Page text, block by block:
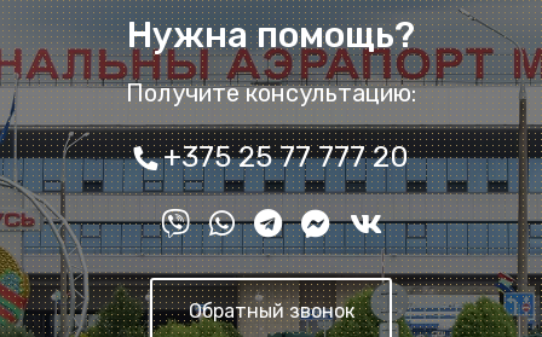
Нужна помощь?
Получите консультацию:
+375 25 77 777 20
Обратный звонок